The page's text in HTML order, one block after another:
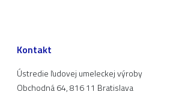
Kontakt
Ústredie ľudovej umeleckej výroby
Obchodná 64, 816 11 Bratislava